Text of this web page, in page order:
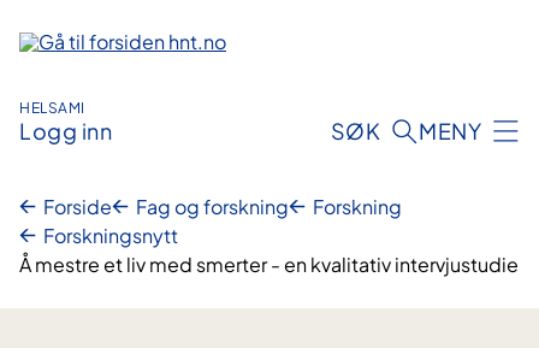
innhold
HELSAMI
Logg inn SØK MENY
Forside Fag og forskning
Forskning
Forskningsnytt
Å mestre et liv med smerter - en kvalitativ intervjustudie